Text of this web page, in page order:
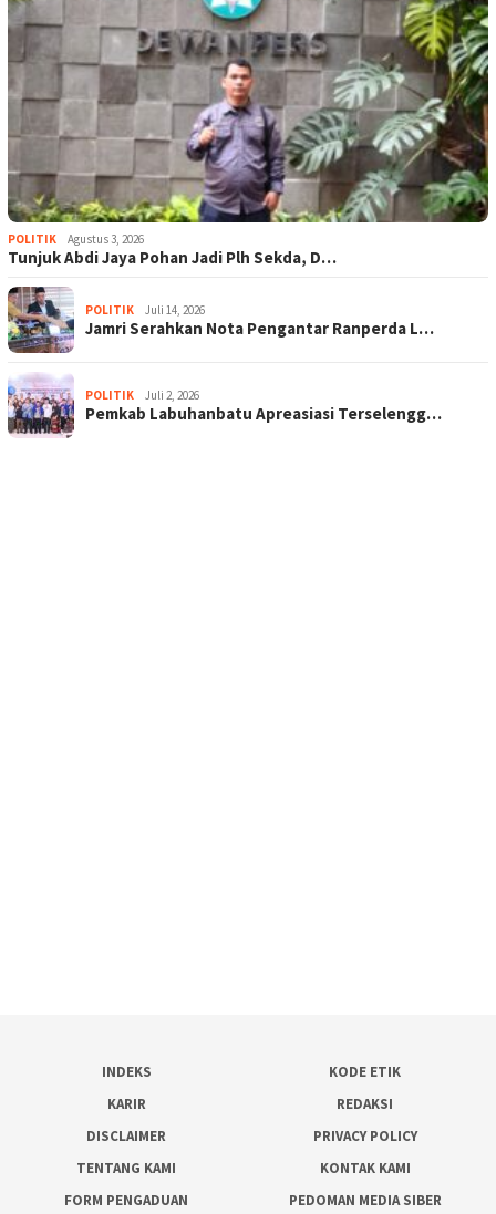
POLITIK Agustus 3, 2026
Tunjuk Abdi Jaya Pohan Jadi Plh Sekda, D…
POLITIK Juli 14, 2026
Jamri Serahkan Nota Pengantar Ranperda L…
POLITIK Juli 2, 2026
Pemkab Labuhanbatu Apreasiasi Terselengg…
INDEKS
KODE ETIK
KARIR
REDAKSI
DISCLAIMER
PRIVACY POLICY
TENTANG KAMI
KONTAK KAMI
FORM PENGADUAN
PEDOMAN MEDIA SIBER